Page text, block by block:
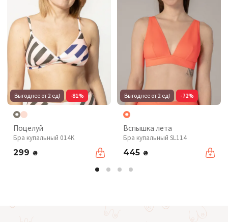
Выгоднее от 2 ед! -81%
Поцелуй
Бра купальный 014K
299 ₴
Выгоднее от 2 ед! -72%
Вспышка лета
Бра купальный SL114
445 ₴